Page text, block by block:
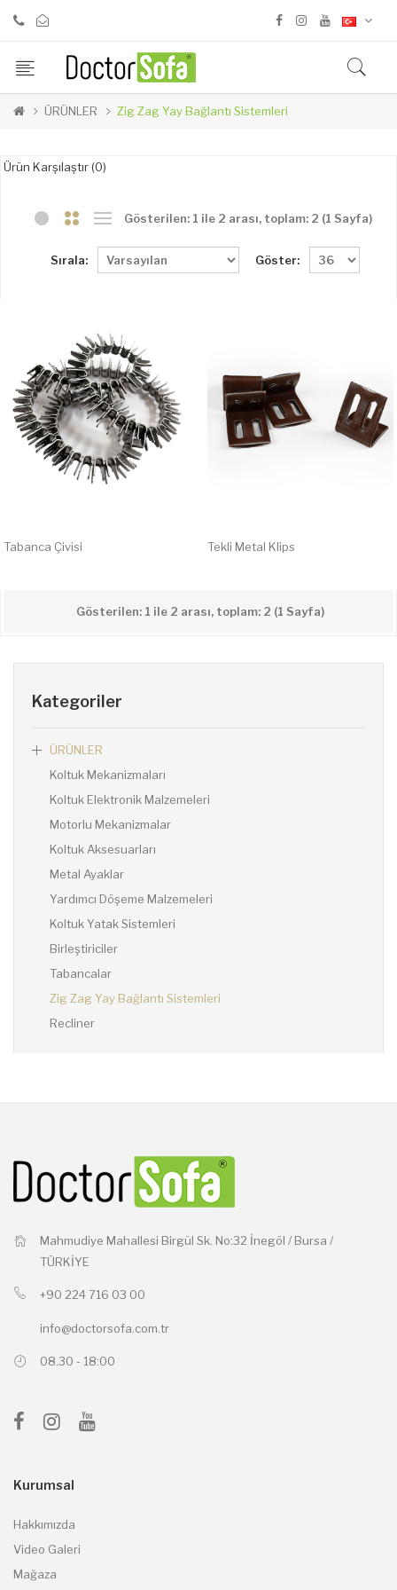
ÜRÜNLER Zig Zag Yay Bağlantı Sistemleri
Kategoriler
ÜRÜNLER
Koltuk Mekanizmaları
Koltuk Elektronik Malzemeleri
Motorlu Mekanizmalar
Koltuk Aksesuarları
Metal Ayaklar
Yardımcı Döşeme Malzemeleri
Koltuk Yatak Sistemleri
Birleştiriciler
Tabancalar
Zig Zag Yay Bağlantı Sistemleri
Recliner
Ürün Karşılaştır (0)
Gösterilen: 1 ile 2 arası, toplam: 2 (1 Sayfa)
Sırala: Göster:
Tabanca Çivisi Tekli Metal Klips
Gösterilen: 1 ile 2 arası, toplam: 2 (1 Sayfa)
Mahmudiye Mahallesi Birgül Sk. No:32 İnegöl / Bursa /
TÜRKİYE
+90 224 716 03 00
info@doctorsofa.com.tr
08.30 - 18:00
Kurumsal
Hakkımızda
Video Galeri
Mağaza